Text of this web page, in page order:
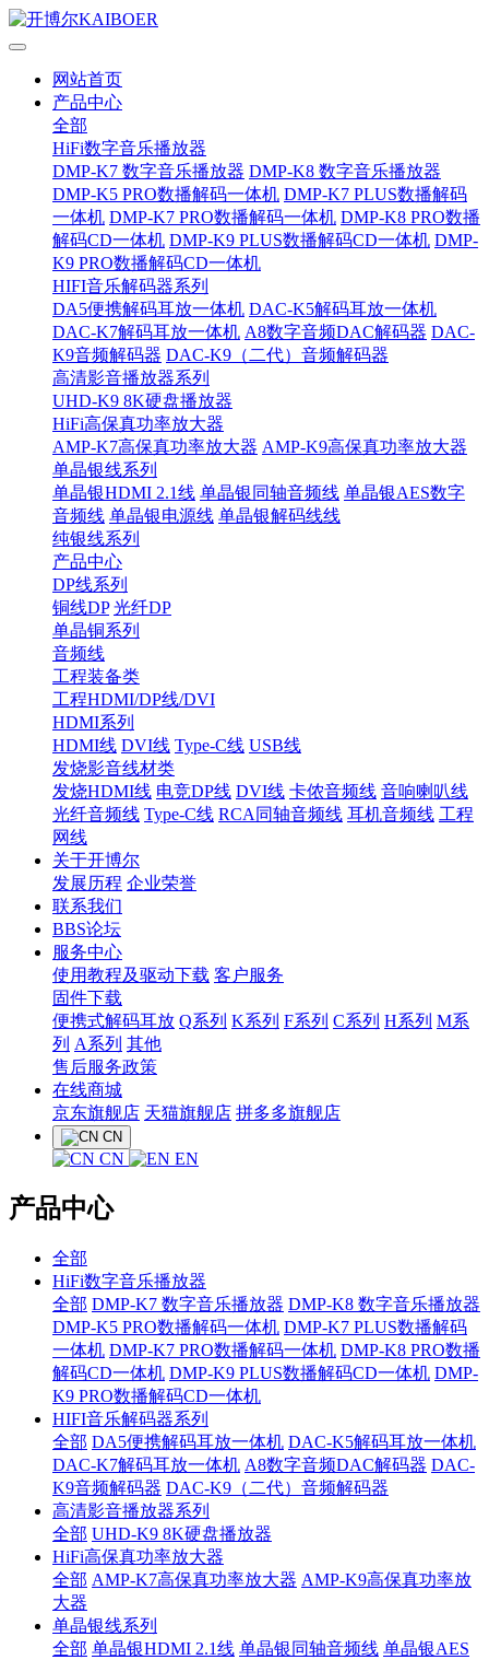
网站首页
产品中心
全部
HiFi数字音乐播放器
DMP-K7 数字音乐播放器 DMP-K8 数字音乐播放器
DMP-K5 PRO数播解码一体机 DMP-K7 PLUS数播解码
一体机 DMP-K7 PRO数播解码一体机 DMP-K8 PRO数播
解码CD一体机 DMP-K9 PLUS数播解码CD一体机 DMP-
K9 PRO数播解码CD一体机
HIFI音乐解码器系列
DA5便携解码耳放一体机 DAC-K5解码耳放一体机
DAC-K7解码耳放一体机 A8数字音频DAC解码器 DAC-
K9音频解码器 DAC-K9（二代）音频解码器
高清影音播放器系列
UHD-K9 8K硬盘播放器
HiFi高保真功率放大器
AMP-K7高保真功率放大器 AMP-K9高保真功率放大器
单晶银线系列
单晶银HDMI 2.1线 单晶银同轴音频线 单晶银AES数字
音频线 单晶银电源线 单晶银解码线线
纯银线系列
产品中心
DP线系列
铜线DP 光纤DP
单晶铜系列
音频线
工程装备类
工程HDMI/DP线/DVI
HDMI系列
HDMI线 DVI线 Type-C线 USB线
发烧影音线材类
发烧HDMI线 电竞DP线 DVI线 卡侬音频线 音响喇叭线
光纤音频线 Type-C线 RCA同轴音频线 耳机音频线 工程
网线
关于开博尔
发展历程 企业荣誉
联系我们
BBS论坛
服务中心
使用教程及驱动下载 客户服务
固件下载
便携式解码耳放 Q系列 K系列 F系列 C系列 H系列 M系
列 A系列 其他
售后服务政策
在线商城
京东旗舰店 天猫旗舰店 拼多多旗舰店
CN
CN EN
产品中心
全部
HiFi数字音乐播放器
全部 DMP-K7 数字音乐播放器 DMP-K8 数字音乐播放器
DMP-K5 PRO数播解码一体机 DMP-K7 PLUS数播解码
一体机 DMP-K7 PRO数播解码一体机 DMP-K8 PRO数播
解码CD一体机 DMP-K9 PLUS数播解码CD一体机 DMP-
K9 PRO数播解码CD一体机
HIFI音乐解码器系列
全部 DA5便携解码耳放一体机 DAC-K5解码耳放一体机
DAC-K7解码耳放一体机 A8数字音频DAC解码器 DAC-
K9音频解码器 DAC-K9（二代）音频解码器
高清影音播放器系列
全部 UHD-K9 8K硬盘播放器
HiFi高保真功率放大器
全部 AMP-K7高保真功率放大器 AMP-K9高保真功率放
大器
单晶银线系列
全部 单晶银HDMI 2.1线 单晶银同轴音频线 单晶银AES